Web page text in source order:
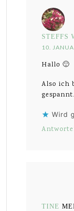
STEFFS
10.
Hallo 🙂
Also ich
Wird
TINE